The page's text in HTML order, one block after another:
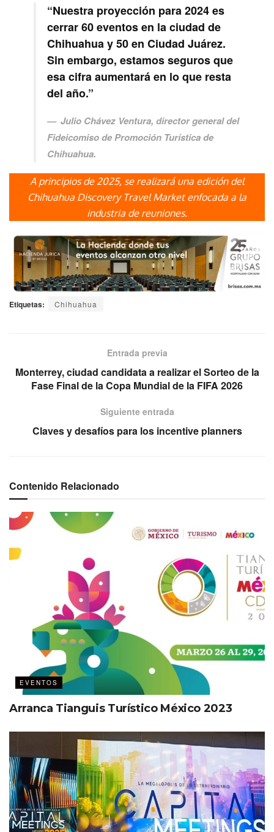
“Nuestra proyección para 2024 es
cerrar 60 eventos en la ciudad de
Chihuahua y 50 en Ciudad Juárez.
Sin embargo, estamos seguros que
esa cifra aumentará en lo que resta
del año.”
Julio Chávez Ventura, director general del
Fideicomiso de Promoción Turística de
Chihuahua.
A principios de 2025, se realizará una edición del
Chihuahua Discovery Travel Market enfocada a la
industria de reuniones.
Etiquetas: Chihuahua
Entrada previa
Monterrey, ciudad candidata a realizar el Sorteo de la
Fase Final de la Copa Mundial de la FIFA 2026
Siguiente entrada
Claves y desafíos para los incentive planners
Contenido Relacionado
EVENTOS
Arranca Tianguis Turístico México 2023